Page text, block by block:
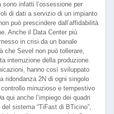
infatti l’ossessione per
di dati a servizio di un impianto
può prescindere dall’affidabilità
Anche il Data Center più
in crisi da un banale
che Sevel non può tollerare,
interruzione della produzione.
hanno così sviluppato
ridondanza 2N di ogni singolo
minuzioso e tempestivo
qui anche l’impiego dei quadri
sistema “TiFast di BTicino”,